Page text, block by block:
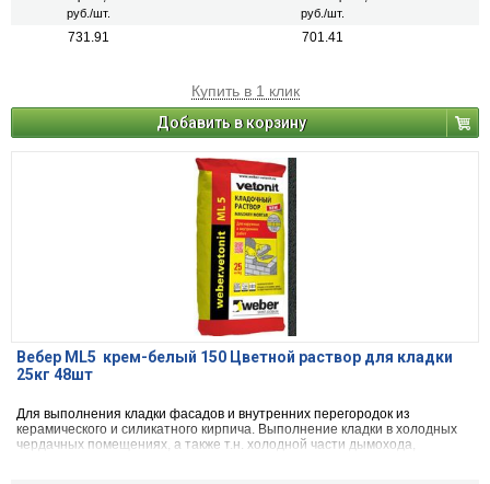
руб./шт. руб./шт.
731.91 701.41
Купить в 1 клик
Добавить в корзину
Вебер ML5 крем-белый 150 Цветной раствор для кладки
25кг 48шт
Для выполнения кладки фасадов и внутренних перегородок из
керамического и силикатного кирпича. Выполнение кладки в холодных
чердачных помещениях, а также т.н. холодной части дымохода,